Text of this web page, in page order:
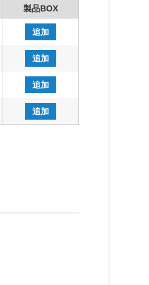
製品BOX
追加
追加
追加
追加